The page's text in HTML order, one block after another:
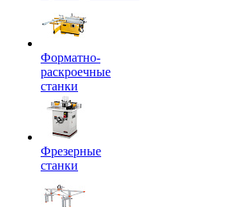
Форматно-
раскроечные
станки
Фрезерные
станки